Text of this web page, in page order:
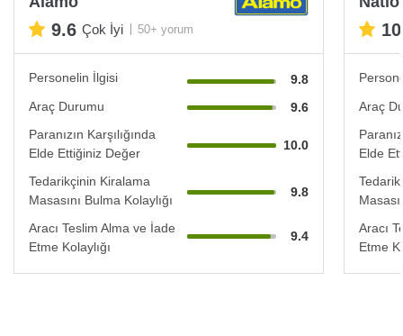
9.6 Çok İyi 50+ yorum
Personelin İlgisi
9.8
Araç Durumu
9.6
Paranızın Karşılığında
Elde Ettiğiniz Değer
10.0
Tedarikçinin Kiralama
Masasını Bulma Kolaylığı
9.8
Aracı Teslim Alma ve İade
Etme Kolaylığı
9.4
Araç
Elde
Aracı
Etme